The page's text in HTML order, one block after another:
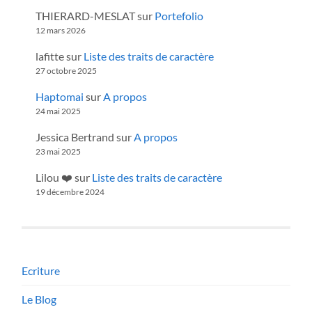
THIERARD-MESLATsur Portefolio
12 mars 2026
lafittesur Liste des traits de caractère
27 octobre 2025
Haptomai sur A propos
24 mai 2025
Jessica Bertrand sur A propos
23 mai 2025
Lilou ❤️ sur Liste des traits de caractère
19 décembre 2024
Ecriture
Le Blog